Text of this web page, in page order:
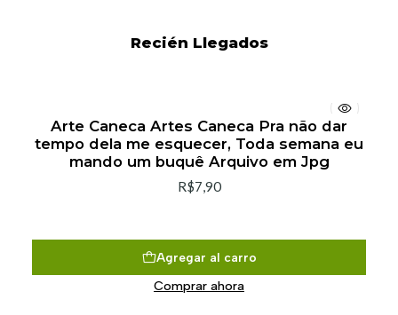
Recién Llegados
Arte Caneca Artes Caneca Pra não dar
tempo dela me esquecer, Toda semana eu
mando um buquê Arquivo em Jpg
R$7,90
Agregar al carro
Comprar ahora